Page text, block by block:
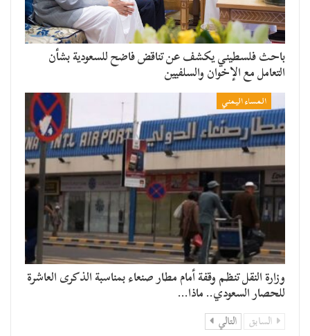
باحث فلسطيني يكشف عن تناقض فاضح للسعودية بشأن
التعامل مع الإخوان والسلفيين
المساء اليمني
وزارة النقل تنظم وقفة أمام مطار صنعاء بمناسبة الذكرى العاشرة
للحصار السعودي.. ماذا…
السابق التالي